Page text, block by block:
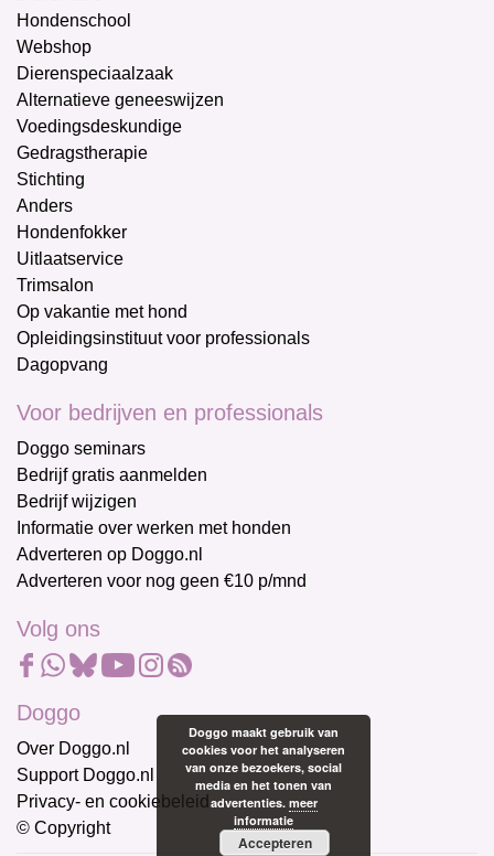
Hondenschool
Webshop
Dierenspeciaalzaak
Alternatieve geneeswijzen
Voedingsdeskundige
Gedragstherapie
Stichting
Anders
Hondenfokker
Uitlaatservice
Trimsalon
Op vakantie met hond
Opleidingsinstituut voor professionals
Dagopvang
Voor bedrijven en professionals
Doggo seminars
Bedrijf gratis aanmelden
Bedrijf wijzigen
Informatie over werken met honden
Adverteren op Doggo.nl
Adverteren voor nog geen €10 p/mnd
Volg ons
Doggo
Over Doggo.nl
Support Doggo.nl
Privacy- en cookiebeleid
© Copyright
Doggo maakt gebruik van
cookies voor het analyseren
van onze bezoekers, social
media en het tonen van
advertenties. meer
informatie
Accepteren